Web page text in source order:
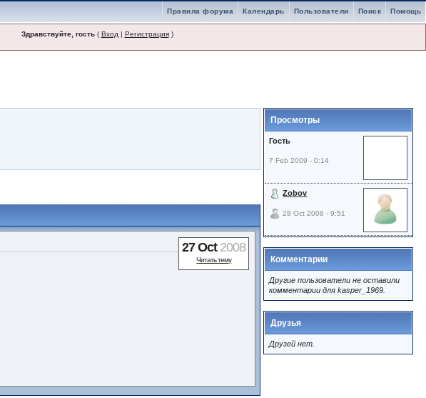
Помощь
Поиск
Пользователи
Календарь
Правила форума
Здравствуйте, гость( Вход | Регистрация)
27 Oct 2008
Читать тему
Просмотры
Гость
7 Feb 2009 - 0:14
Zobov
28 Oct 2008 - 9:51
Комментарии
Другие пользователи не оставили
комментарии для kasper_1969.
Друзья
Друзей нет.